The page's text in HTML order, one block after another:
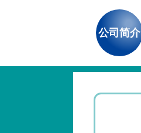
公司简介